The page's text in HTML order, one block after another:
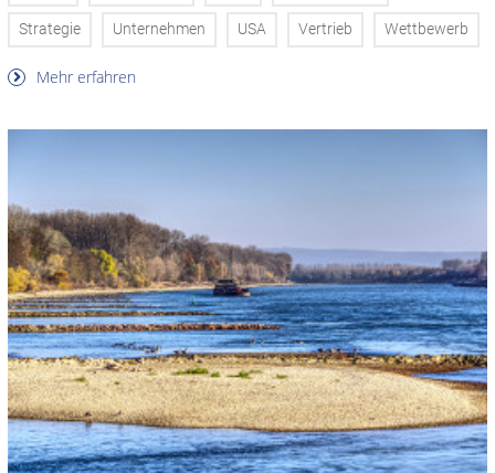
Strategie Unternehmen USA Vertrieb Wettbewerb
Mehr erfahren